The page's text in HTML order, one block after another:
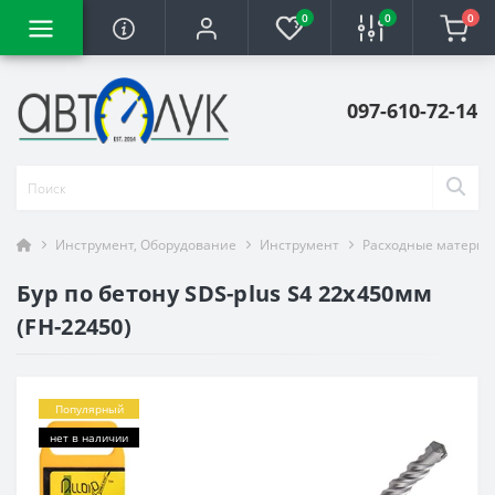
0 0 0
097-610-72-14
Инструмент, Оборудование Инструмент Расходные
Бур по бетону SDS-plus S4 22x450мм
(FH-22450)
Популярный
нет в наличии